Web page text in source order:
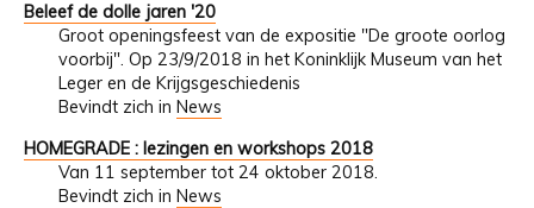
Beleef de dolle jaren '20
Groot openingsfeest van de expositie "De groote oorlog
voorbij". Op 23/9/2018 in het Koninklijk Museum van het
Leger en de Krijgsgeschiedenis
Bevindt zich in News
HOMEGRADE : lezingen en workshops 2018
Van 11 september tot 24 oktober 2018.
Bevindt zich in News